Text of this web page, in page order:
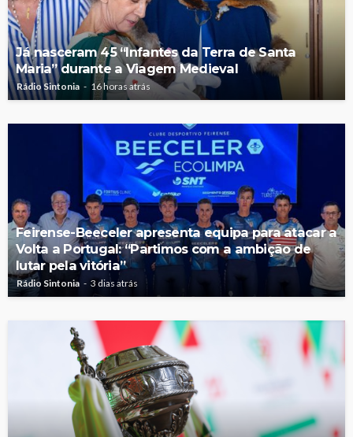
Já nasceram 45 “Infantes da Terra de Santa
Maria” durante a Viagem Medieval
Rádio Sintonia 16 horas atrás
Feirense-Beeceler apresenta equipa para atacar a
Volta a Portugal: “Partimos com a ambição de
lutar pela vitória”
Rádio Sintonia 3 dias atrás